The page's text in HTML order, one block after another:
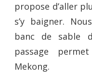
propose d’aller
s’y baigner.
banc de sable
passage
Mekong.